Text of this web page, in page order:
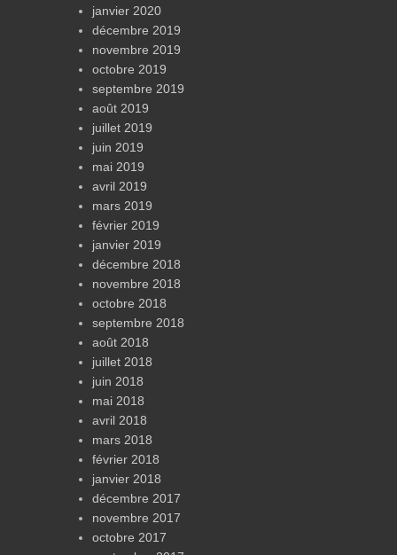
janvier 2020
décembre 2019
novembre 2019
octobre 2019
septembre 2019
août 2019
juillet 2019
juin 2019
mai 2019
avril 2019
mars 2019
février 2019
janvier 2019
décembre 2018
novembre 2018
octobre 2018
septembre 2018
août 2018
juillet 2018
juin 2018
mai 2018
avril 2018
mars 2018
février 2018
janvier 2018
décembre 2017
novembre 2017
octobre 2017